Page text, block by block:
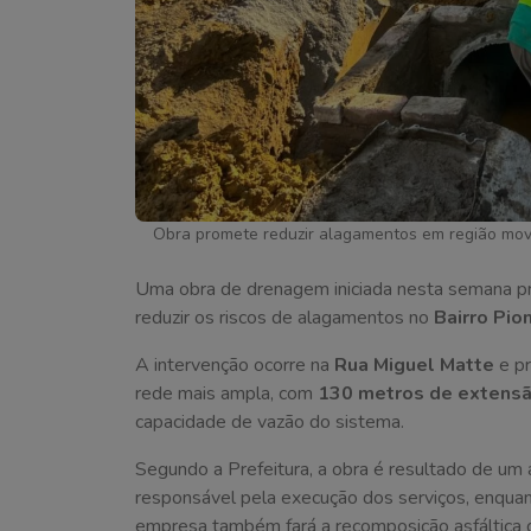
Obra promete reduzir alagamentos em região
Uma obra de drenagem iniciada nesta semana
reduzir os riscos de alagamentos no Bairro
A intervenção ocorre na Rua Miguel Matte e
rede mais ampla, com 130 metros de
capacidade de vazão do sistema.
Segundo a Prefeitura, a obra é resultado de
responsável pela execução dos serviços,